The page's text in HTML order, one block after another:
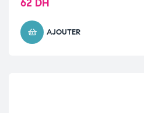
62 DH
AJOUTER